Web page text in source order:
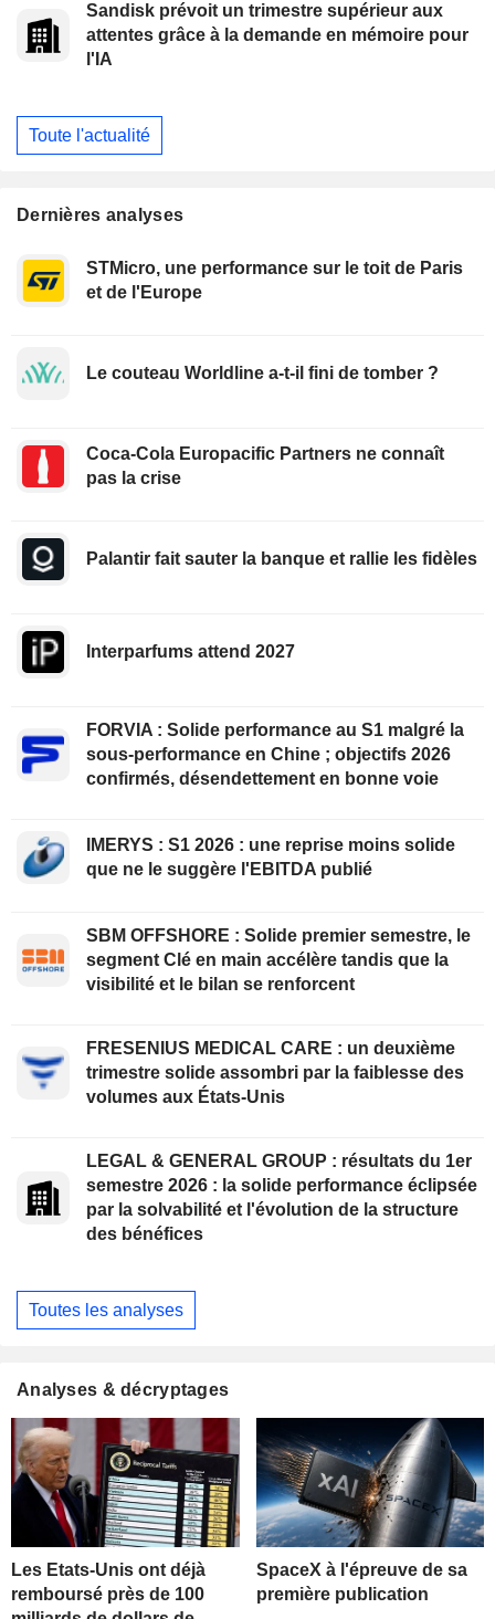
Sandisk prévoit un trimestre supérieur aux
attentes grâce à la demande en mémoire pour
l'IA
Toute l'actualité
Dernières analyses
STMicro, une performance sur le toit de Paris
et de l'Europe
Le couteau Worldline a-t-il fini de tomber ?
Coca-Cola Europacific Partners ne connaît
pas la crise
Palantir fait sauter la banque et rallie les fidèles
Interparfums attend 2027
FORVIA : Solide performance au S1 malgré la
sous-performance en Chine ; objectifs 2026
confirmés, désendettement en bonne voie
IMERYS : S1 2026 : une reprise moins solide
que ne le suggère l'EBITDA publié
SBM OFFSHORE : Solide premier semestre, le
segment Clé en main accélère tandis que la
visibilité et le bilan se renforcent
FRESENIUS MEDICAL CARE : un deuxième
trimestre solide assombri par la faiblesse des
volumes aux États-Unis
LEGAL & GENERAL GROUP : résultats du 1er
semestre 2026 : la solide performance éclipsée
par la solvabilité et l'évolution de la structure
des bénéfices
Toutes les analyses
Analyses & décryptages
Les Etats-Unis ont déjà
remboursé près de 100
SpaceX à l'épreuve de sa
première publication